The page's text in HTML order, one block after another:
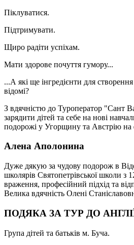
Піклуватися.
Підтримувати.
Щиро радіти успіхам.
Мати здорове почуття гумору...
...А які ще інгредієнти для
відомі?
З вдячністю до Туроператор "Сант
зарядити дітей та себе на нові
подорожі у Угорщину та Австрію на
Алена Аполонина
Дуже дякую за чудову подорож в
школярів Святопетрівської школи з
враження, професійний підхід та
Велика вдячність Олені
ПОДЯКА ЗА ТУР ДО
Група дітей та батьків м. Буча.